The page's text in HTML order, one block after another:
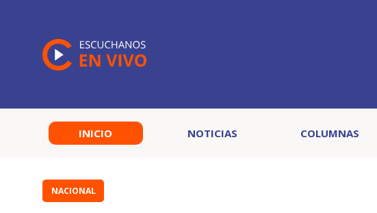
INICIO NOTICIAS COLUMNAS
NACIONAL